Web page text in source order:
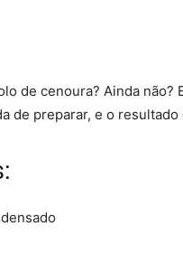
de cenoura? Ainda não?
de preparar, e o